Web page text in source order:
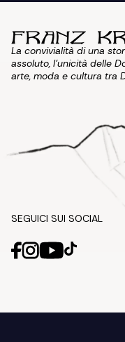
La convivialità di una
assoluto, l'unicità delle
arte, moda e cultura tra
SEGUICI SUI SOCIAL